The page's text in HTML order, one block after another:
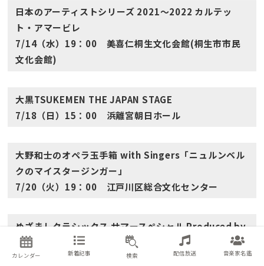
日本のアーティストシリーズ 2021〜2022 カルテッ
ト・アマービレ
7/14（水）19：00 美喜仁桐生文化会館(桐生市市民
文化会館)
大黒TSUKEMEN THE JAPAN STAGE
7/18（日）15：00 浜離宮朝日ホール
大野和士のオペラ玉手箱 with Singers「ニュルンベル
クのマイスタージンガー」
7/20（火）19：00 江戸川区総合文化センター
めざましクラシックス サマースペシャル Produced by
ちさ子 ＆ 軽部
7/29（木）18：00 サントリーホール
カレンダー 新着記事 検索 配信放送 音楽家名鑑